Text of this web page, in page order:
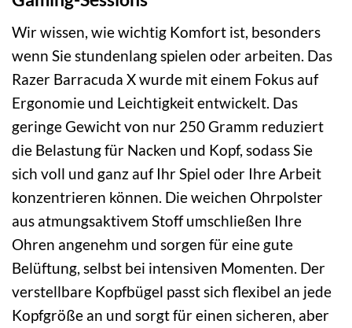
Wir wissen, wie wichtig Komfort ist, besonders
wenn Sie stundenlang spielen oder arbeiten. Das
Razer Barracuda X wurde mit einem Fokus auf
Ergonomie und Leichtigkeit entwickelt. Das
geringe Gewicht von nur 250 Gramm reduziert
die Belastung für Nacken und Kopf, sodass Sie
sich voll und ganz auf Ihr Spiel oder Ihre Arbeit
konzentrieren können. Die weichen Ohrpolster
aus atmungsaktivem Stoff umschließen Ihre
Ohren angenehm und sorgen für eine gute
Belüftung, selbst bei intensiven Momenten. Der
verstellbare Kopfbügel passt sich flexibel an jede
Kopfgröße an und sorgt für einen sicheren, aber